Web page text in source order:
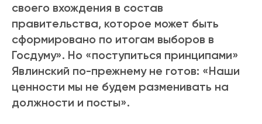
своего вхождения в состав
правительства, которое может быть
сформировано по итогам выборов в
Госдуму». Но «поступиться принципами»
Явлинский по-прежнему не готов: «Наши
ценности мы не будем разменивать на
должности и посты».